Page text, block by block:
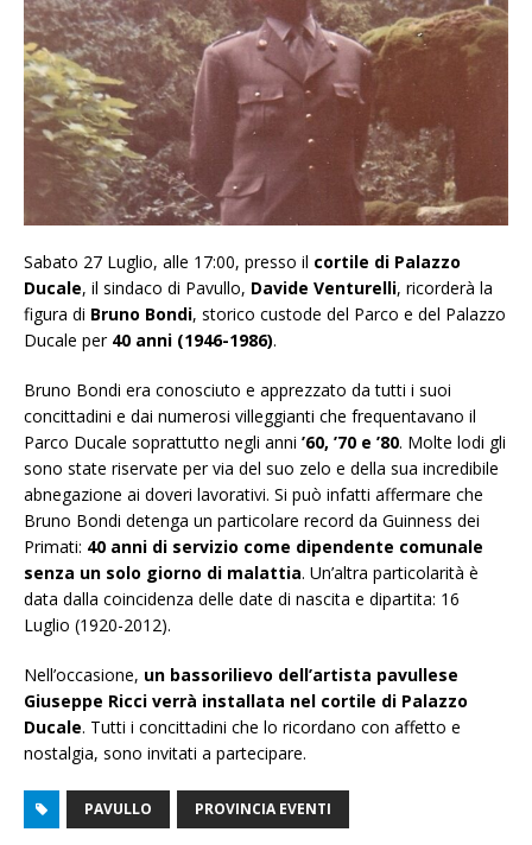
Sabato 27 Luglio, alle 17:00, presso il cortile di Palazzo
Ducale, il sindaco di Pavullo, Davide Venturelli, ricorderà la
figura di Bruno Bondi, storico custode del Parco e del Palazzo
Ducale per 40 anni (1946-1986).
Bruno Bondi era conosciuto e apprezzato da tutti i suoi
concittadini e dai numerosi villeggianti che frequentavano il
Parco Ducale soprattutto negli anni ’60, ’70 e ’80. Molte lodi gli
sono state riservate per via del suo zelo e della sua incredibile
abnegazione ai doveri lavorativi. Si può infatti affermare che
Bruno Bondi detenga un particolare record da Guinness dei
Primati: 40 anni di servizio come dipendente comunale
senza un solo giorno di malattia. Un’altra particolarità è
data dalla coincidenza delle date di nascita e dipartita: 16
Luglio (1920-2012).
Nell’occasione, un bassorilievo dell’artista pavullese
Giuseppe Ricci verrà installata nel cortile di Palazzo
Ducale. Tutti i concittadini che lo ricordano con affetto e
nostalgia, sono invitati a partecipare.
PAVULLO PROVINCIA EVENTI